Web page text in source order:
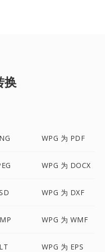
换
WPG 为 PDF
WPG 为 DOCX
WPG 为 DXF
WPG 为 WMF
WPG 为 EPS